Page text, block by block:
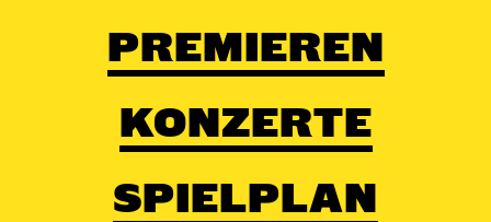
PREMIEREN
KONZERTE
SPIELPLAN